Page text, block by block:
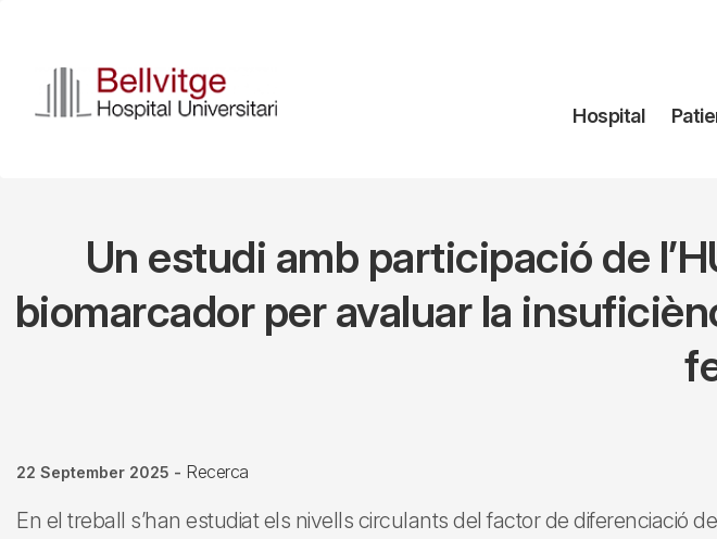
content
Hospital
Un estudi amb participació de
biomarcador per avaluar la
22 September 2025 - Recerca
En el treball s’han estudiat els nivells circulants del factor de diferenciació